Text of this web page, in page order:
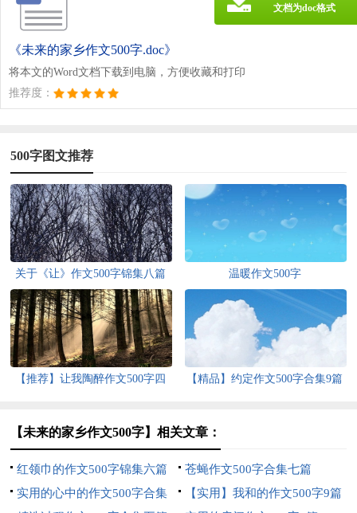
《未来的家乡作文500字.doc》
将本文的Word文档下载到电脑，方便收藏和打印
推荐度：
文档为doc格式
500字图文推荐
关于《让》作文500字锦集八篇 温暖作文500字
【推荐】让我陶醉作文500字四
【精品】约定作文500字合集9篇
【未来的家乡作文500字】相关文章：
红领巾的作文500字锦集六篇
苍蝇作文500字合集七篇
实用的心中的作文500字合集
【实用】我和的作文500字9篇